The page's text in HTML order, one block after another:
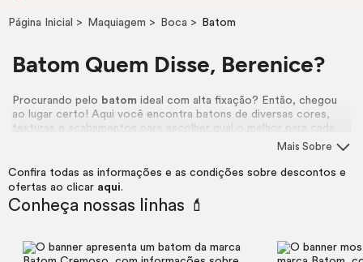
Página Inicial Maquiagem Boca Batom
Batom Quem Disse, Berenice?
Procurando pelo batom ideal com alta fixação? Então, chegou
ao lugar certo! Aqui você encontra batons de diversas cores,
texturas e acabamentos para escolher qual o melhor para cada
ocasião. Afinal, a gente acredita que, na boca e na vida, quanto
Mais Sobre
Confira todas as informações e as condições sobre descontos e
ofertas ao clicar aqui.
Conheça nossas linhas 💄